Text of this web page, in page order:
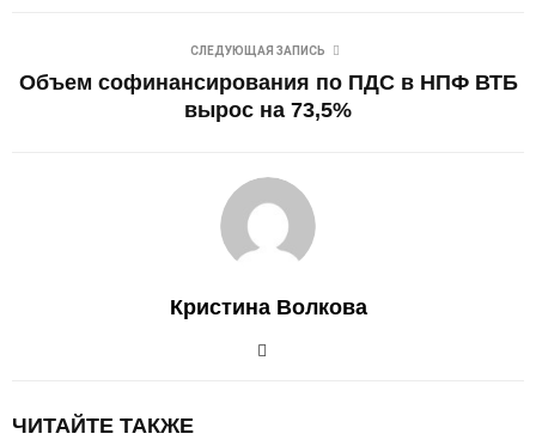
СЛЕДУЮЩАЯ ЗАПИСЬ
Объем софинансирования по ПДС в НПФ ВТБ
вырос на 73,5%
Кристина Волкова
ЧИТАЙТЕ ТАКЖЕ